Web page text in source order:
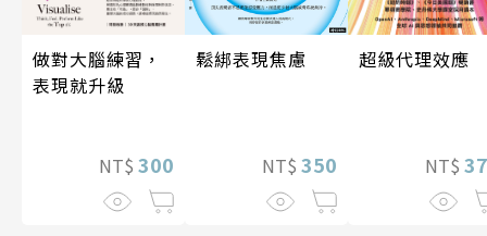
做對大腦練習，
表現就升級
NT$ 300
鬆綁表現焦慮
NT$ 350
超級代理效應
NT$